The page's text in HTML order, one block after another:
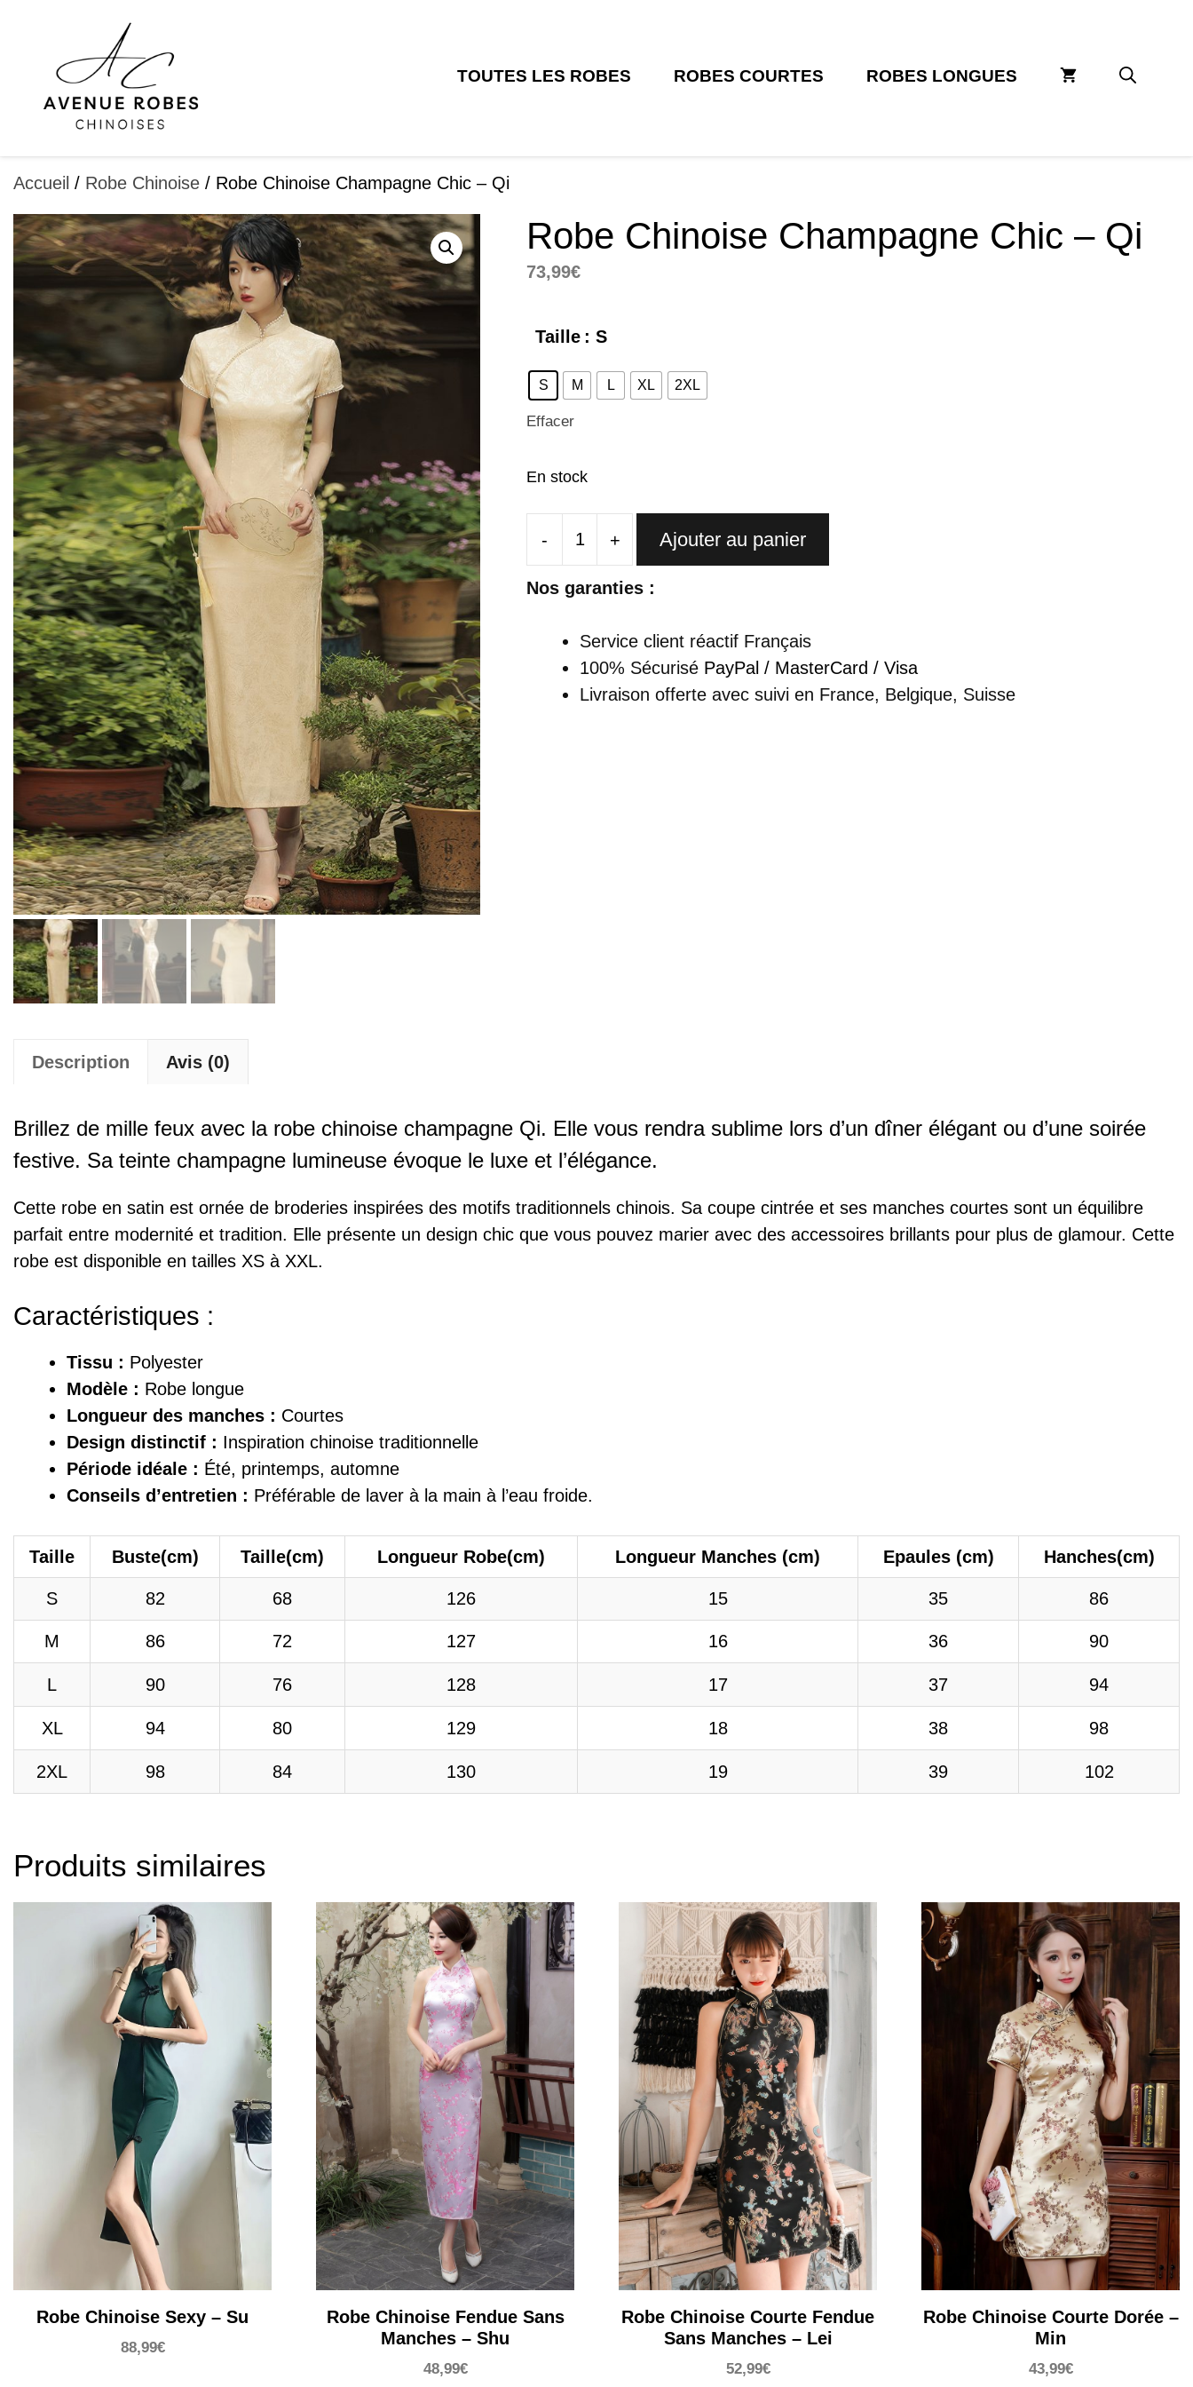
contenu
TOUTES LES ROBES ROBES COURTES ROBES LONGUES
Accueil / Robe Chinoise / Robe Chinoise Champagne Chic – Qi
Robe Chinoise Champagne Chic – Qi
73,99€
Taille : S
S M L XL 2XL
Effacer
En stock
-
quantité
de
Chinoise
Champagne
+ Ajouter au panier
Nos garanties :
Service client réactif Français
100% Sécurisé PayPal / MasterCard / Visa
Livraison offerteavec suivi en France, Belgique, Suisse
Description Avis (0)
Brillez de mille feux avec la robe chinoise champagne Qi. Elle vous rendra sublime lors d’un dîner élégant ou d’une soirée
festive. Sa teinte champagne lumineuse évoque le luxe et l’élégance.
Cette robe en satin est ornée de broderies inspirées des motifs traditionnels chinois. Sa coupe cintrée et ses manches courtes sont un équilibre
parfait entre modernité et tradition. Elle présente un design chic que vous pouvez marier avec des accessoires brillants pour plus de glamour. Cette
robe est disponible en tailles XS à XXL.
Caractéristiques :
Tissu : Polyester
Modèle : Robe longue
Longueur des manches : Courtes
Design distinctif : Inspiration chinoise traditionnelle
Période idéale : Été, printemps, automne
Conseils d’entretien : Préférable de laver à la main à l’eau froide.
Taille Buste(cm) Taille(cm) Longueur Robe(cm) Longueur Manches (cm) Epaules (cm) Hanches(cm)
S 82 68 126 15 35 86
M 86 72 127 16 36 90
L 90 76 128 17 37 94
XL 94 80 129 18 38 98
2XL 98 84 130 19 39 102
Produits similaires
Robe Chinoise Sexy – Su
88,99€
Robe Chinoise Fendue Sans
Manches – Shu
48,99€
Robe Chinoise Courte Fendue
Sans Manches – Lei
52,99€
Robe Chinoise Courte Dorée –
Min
43,99€